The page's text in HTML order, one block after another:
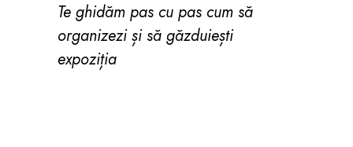
Te ghidăm pas cu pas cum să
organizezi și să găzduiești
expoziția